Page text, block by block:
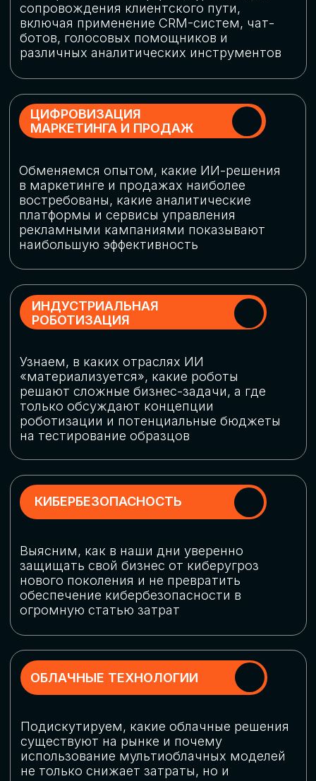
СПИКЕРЫ
СТАТЬ СПИКЕРОМ
В конференции участвовали более 120 спикеров